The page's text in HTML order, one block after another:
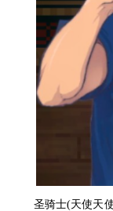
圣骑士(天使天